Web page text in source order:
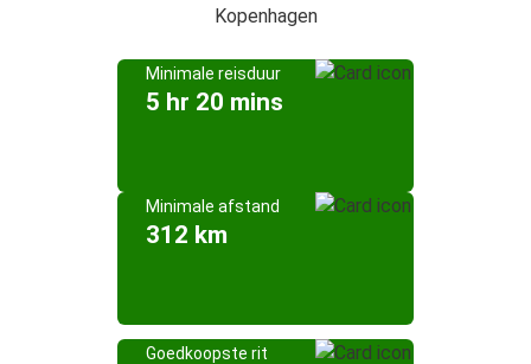
Kopenhagen
Minimale reisduur
5 hr 20 mins
Minimale afstand
312 km
Goedkoopste rit